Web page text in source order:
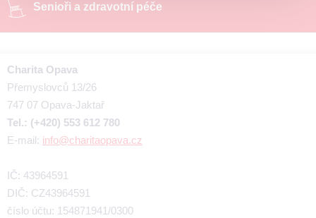
Senioři a zdravotní péče
Charita Opava
Přemyslovců 13/26
747 07 Opava-Jaktař
Tel.: (+420) 553 612 780
E-mail: info@charitaopava.cz
IČ: 43964591
DIČ: CZ43964591
číslo účtu: 154871941/0300